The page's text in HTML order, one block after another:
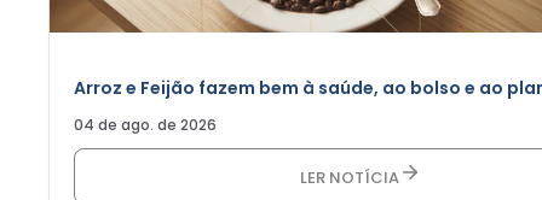
Arroz e Feijão fazem bem à saúde, ao bolso e ao
04 de ago. de 2026
LER NOTÍCIA